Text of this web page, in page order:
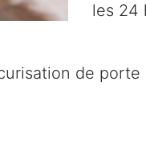
les 24
de